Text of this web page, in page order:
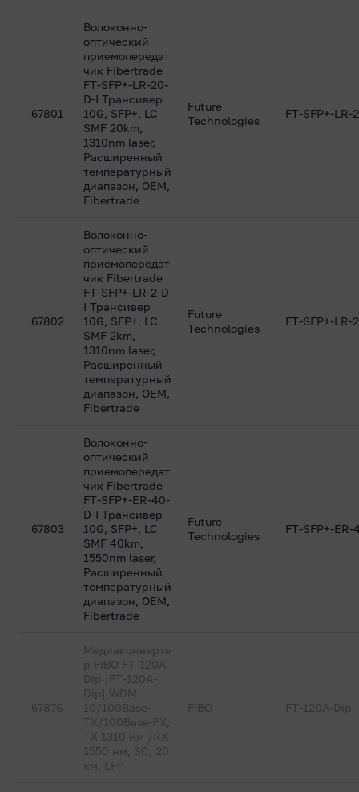
67801
Волоконно-
оптический
приемопередат
чик Fibertrade
FT-SFP+-LR-20-
D-I Трансивер
10G, SFP+, LC
SMF 20km,
1310nm laser,
Расширенный
температурный
диапазон, OEM,
Fibertrade
Future
Technologies
FT-SFP+-LR-
67802
Волоконно-
оптический
приемопередат
чик Fibertrade
FT-SFP+-LR-2-D-
I Трансивер
10G, SFP+, LC
SMF 2km,
1310nm laser,
Расширенный
температурный
диапазон, OEM,
Fibertrade
Future
Technologies
FT-SFP+-LR-
67803
Волоконно-
оптический
приемопередат
чик Fibertrade
FT-SFP+-ER-40-
D-I Трансивер
10G, SFP+, LC
SMF 40km,
1550nm laser,
Расширенный
температурный
диапазон, OEM,
Fibertrade
Future
Technologies
FT-SFP+-ER-
67876
Медиаконверте
р FIBO FT-120A-
Dip |FT-120A-
Dip| WDM
10/100Base-
TX/100Base-FX,
TX 1310 нм /RX
1550 нм, SC, 20
км, LFP
FIBO FT-120A-Dip